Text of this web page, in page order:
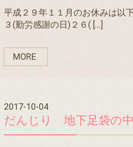
平成２９年１１月のお休みは以
３(勤労感謝の日)２６( […]
MORE
2017-10-04
だんじり 地下足袋の